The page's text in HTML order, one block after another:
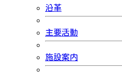
沿革
主要活動
施設案内